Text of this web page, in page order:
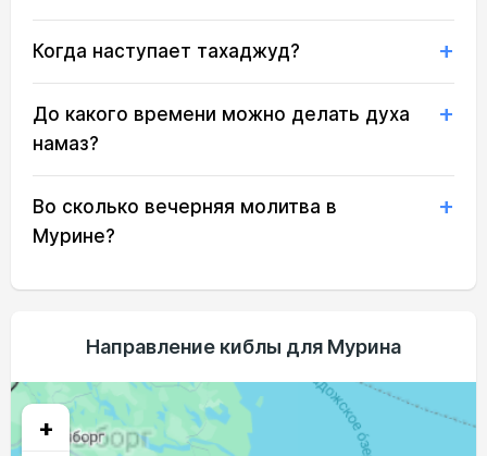
03:05 05:27 13:01 17:00 20:35 22:48
23, Вс 03:07 05:31 13:01 16:56 20:29 22:45
24, Пн 03:08 05:34 13:01 16:55 20:26 22:43
03:09 05:36
03:12 05:46 12:59 20:11 22:34
Когда наступает тахаджуд?
До какого времени можно делать духа
намаз?
Во сколько вечерняя молитва в
Мурине?
Направление киблы для Мурина
+